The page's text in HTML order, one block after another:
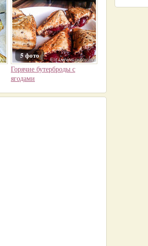
5 фото
Горячие бутерброды с
ягодами